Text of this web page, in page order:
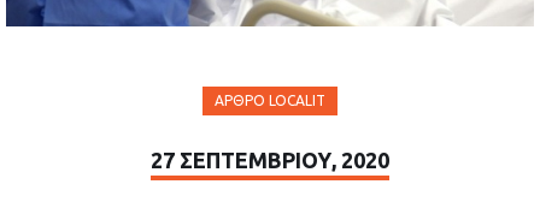
ΆΡΘΡΟ LOCALIT
27 ΣΕΠΤΕΜΒΡΊΟΥ, 2020